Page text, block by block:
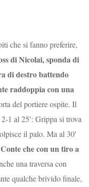
che si fanno preferire,
di Nicolai, sponda di
di destro battendo
raddoppia con una
del portiere ospite. Il
1 al 25′: Grippa si trova
il palo. Ma al 30′
che con un tiro a
una traversa con
qualche brivido finale,